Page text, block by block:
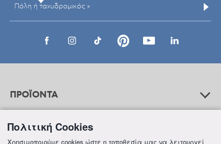
ΠΡΟΪΟΝΤΑ
ΒΟΗΘΕΙΑ
Πολιτική Cookies
Χρησιμοποιούμε cookies ώστε η τοποθεσία μας να λειτουργεί